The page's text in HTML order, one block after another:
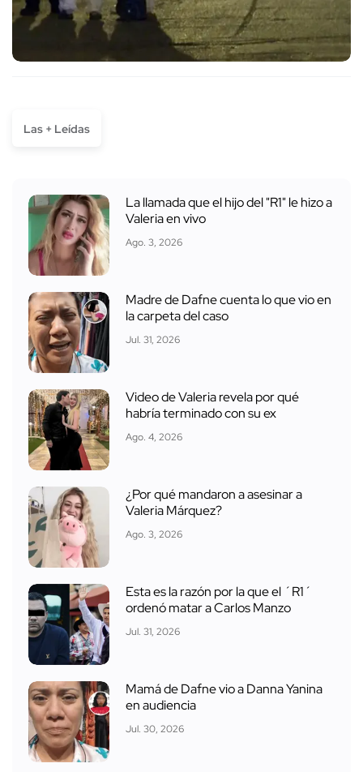
Las + Leídas
La llamada que el hijo del "R1" le hizo a
Valeria en vivo
Ago. 3, 2026
Madre de Dafne cuenta lo que vio en
la carpeta del caso
Jul. 31, 2026
Video de Valeria revela por qué
habría terminado con su ex
Ago. 4, 2026
¿Por qué mandaron a asesinar a
Valeria Márquez?
Ago. 3, 2026
Esta es la razón por la que el ´R1´
ordenó matar a Carlos Manzo
Jul. 31, 2026
Mamá de Dafne vio a Danna Yanina
en audiencia
Jul. 30, 2026